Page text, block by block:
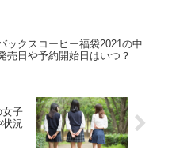
ックスコーヒー福袋2021の中
売日や予約開始日はいつ？
女子
状況